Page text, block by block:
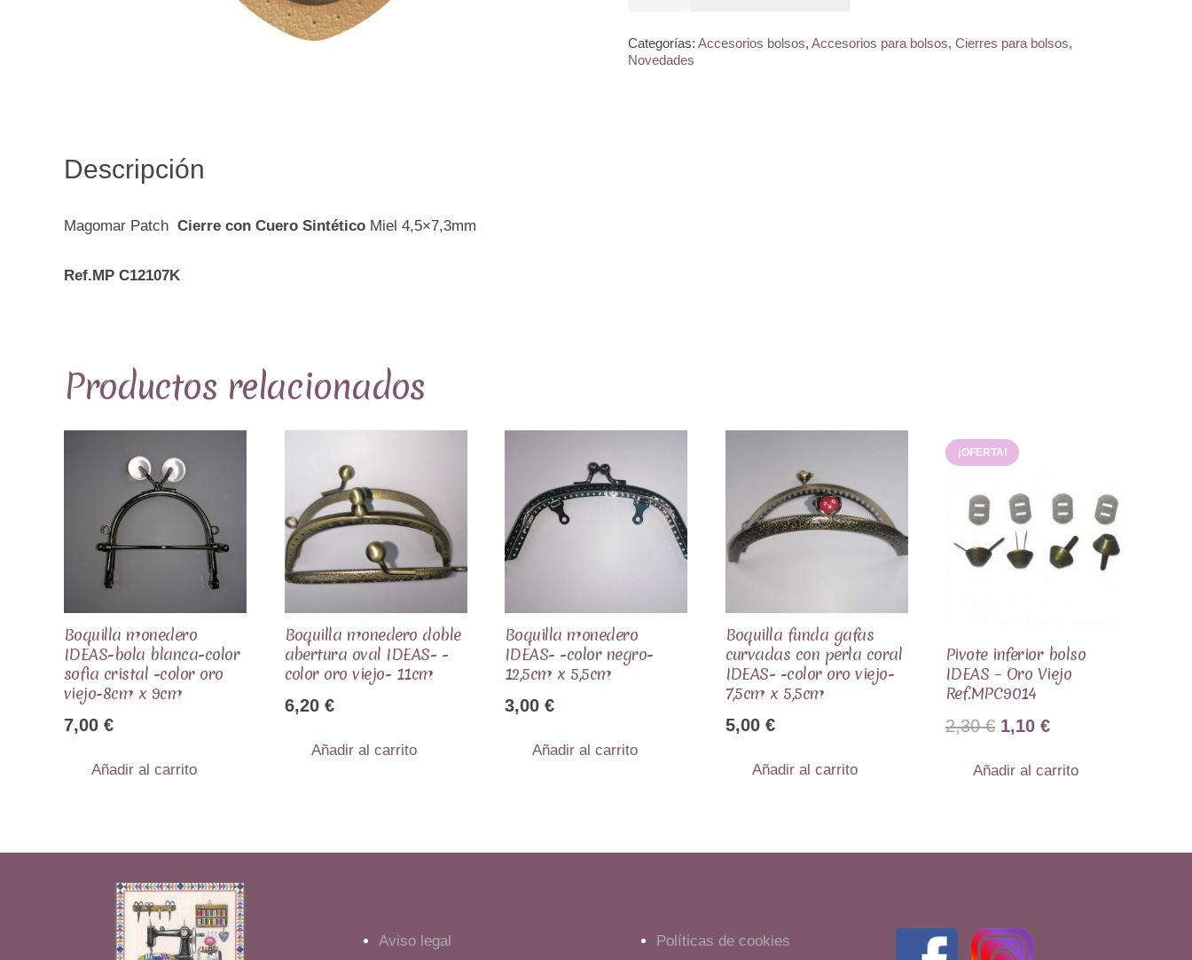
Cuero
Sintético
Categorías: Accesorios bolsos, Accesorios para bolsos, Cierres para bolsos,
Novedades
Descripción
Magomar Patch Cierre con Cuero Sintético Miel 4,5×7,3mm
Ref.MP C12107K
Productos relacionados
Boquilla monedero
IDEAS-bola blanca-color
sofia cristal -color oro
viejo-8cm x 9cm
7,00 €
Añadir al carrito
Boquilla monedero doble
abertura oval IDEAS- -
color oro viejo- 11cm
6,20 €
Añadir al carrito
Boquilla monedero
IDEAS- -color negro-
12,5cm x 5,5cm
3,00 €
Añadir al carrito
Boquilla funda gafas
curvadas con perla coral
IDEAS- -color oro viejo-
7,5cm x 5,5cm
5,00 €
Añadir al carrito
¡OFERTA!
Pivote inferior bolso
IDEAS – Oro Viejo
Ref.MPC9014
2,30€ El
original
1,10 €El
actual
Añadir al carrito
Aviso legal Políticas de cookies